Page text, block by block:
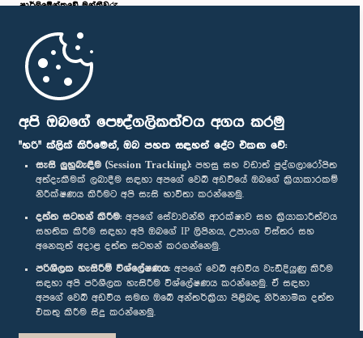
අපි ඔබගේ පෞද්ගලිකත්වය අගය කරමු
"හරි" ක්ලික් කිරීමෙන්, ඔබ පහත සඳහන් දේට එකඟ වේ:
සැසි ලුහුබැඳීම (Session Tracking): පහසු සහ වඩාත් පුද්ගලාරෝපිත
අත්දැකීමක් ලබාදීම සඳහා අපගේ වෙබ් අඩවියේ ඔබගේ ක්‍රියාකාරකම්
නිරීක්ෂණය කිරීමට අපි සැසි භාවිතා කරන්නෙමු.
දත්ත සටහන් කිරීම: අපගේ සේවාවන්හි ආරක්ෂාව සහ ක්‍රියාකාරීත්වය
සහතික කිරීම සඳහා අපි ඔබගේ IP ලිපිනය, උපාංග විස්තර සහ
අනෙකුත් අදාළ දත්ත සටහන් කරගන්නෙමු.
පරිශීලක හැසිරීම් විශ්ලේෂණය: අපගේ වෙබ් අඩවිය වැඩිදියුණු කිරීම
සඳහා අපි පරිශීලක හැසිරීම විශ්ලේෂණය කරන්නෙමු. ඒ සඳහා
අපගේ වෙබ් අඩවිය සමඟ ඔබේ අන්තර්ක්‍රියා පිළිබඳ නිර්නාමික දත්ත
එකතු කිරීම සිදු කරන්නෙමු.
පාර්ලි‌මේන්තුවේ මන්ත්‍රීවරු
මුල් පිටුව
පාර්ලිමේන්තු ජංගම යෙදුම
අප හා සම්බන්ධ වී සිටින්න :
සම්මාන
පෞද්ගලිකත්ව ප්‍රතිපත්තිය